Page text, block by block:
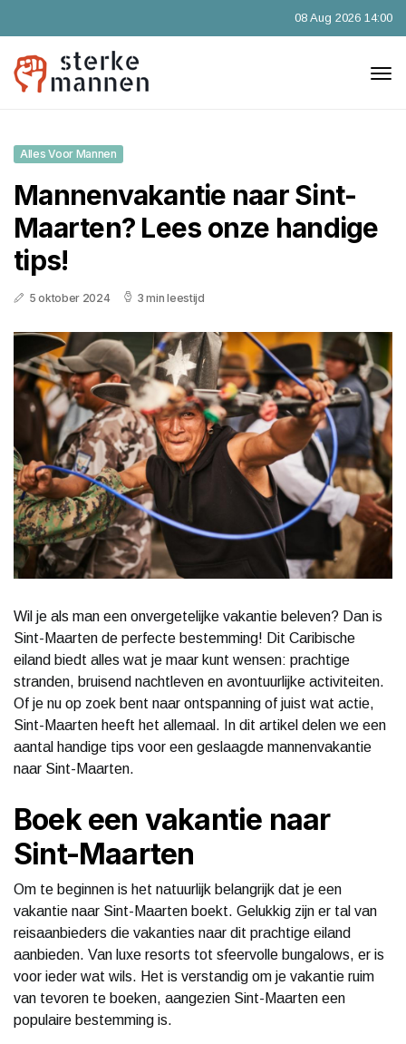
08 Aug 2026 14:00
Alles Voor Mannen
Mannenvakantie naar Sint-
Maarten? Lees onze handige
tips!
5 oktober 2024 3 min leestijd
Wil je als man een onvergetelijke vakantie beleven? Dan is
Sint-Maarten de perfecte bestemming! Dit Caribische
eiland biedt alles wat je maar kunt wensen: prachtige
stranden, bruisend nachtleven en avontuurlijke activiteiten.
Of je nu op zoek bent naar ontspanning of juist wat actie,
Sint-Maarten heeft het allemaal. In dit artikel delen we een
aantal handige tips voor een geslaagde mannenvakantie
naar Sint-Maarten.
Boek een vakantie naar
Sint-Maarten
Om te beginnen is het natuurlijk belangrijk dat je een
vakantie naar Sint-Maarten boekt. Gelukkig zijn er tal van
reisaanbieders die vakanties naar dit prachtige eiland
aanbieden. Van luxe resorts tot sfeervolle bungalows, er is
voor ieder wat wils. Het is verstandig om je vakantie ruim
van tevoren te boeken, aangezien Sint-Maarten een
populaire bestemming is.